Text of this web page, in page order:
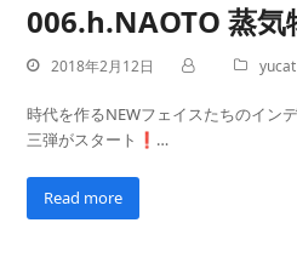
006.h.NAOTO 蒸気
2018年2月12日 yucat
時代を作るNEWフェイスたちのイン
三弾がスタート❗…
Read more